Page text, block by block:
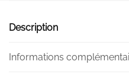
Description
Informations